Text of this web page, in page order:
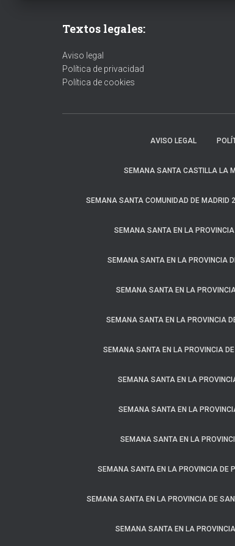
Textos legales:
Aviso legal
Política de privacidad
Política de cookies
AVISO LEGAL
SEMANA SANTA CASTILLA LA
SEMANA SANTA COMUNIDAD DE MADRID
SEMANA SANTA EN LA
SEMANA SANTA EN LA PROVINCIA
SEMANA SANTA EN LA
SEMANA SANTA EN LA PROVINCIA
SEMANA SANTA EN LA PROVINCIA
SEMANA SANTA EN LA
SEMANA SANTA EN LA
SEMANA SANTA EN LA
SEMANA SANTA EN LA PROVINCIA DE
SEMANA SANTA EN LA PROVINCIA DE
SEMANA SANTA EN LA